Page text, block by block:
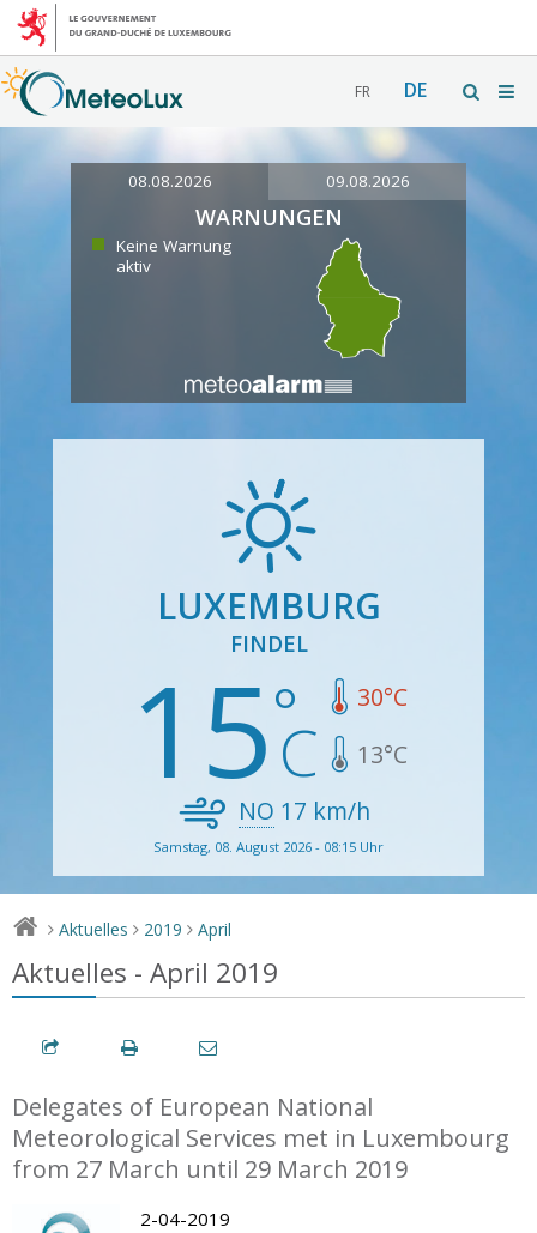
FR DE
08.08.2026 09.08.2026
WARNUNGEN
Keine Warnung
aktiv
LUXEMBURG
FINDEL
15 30°C
13°C
NO 17 km/h
Samstag, 08. August 2026 - 08:15 Uhr
> Aktuelles > 2019 > April
Aktuelles - April 2019
Delegates of European National
Meteorological Services met in Luxembourg
from 27 March until 29 March 2019
2-04-2019